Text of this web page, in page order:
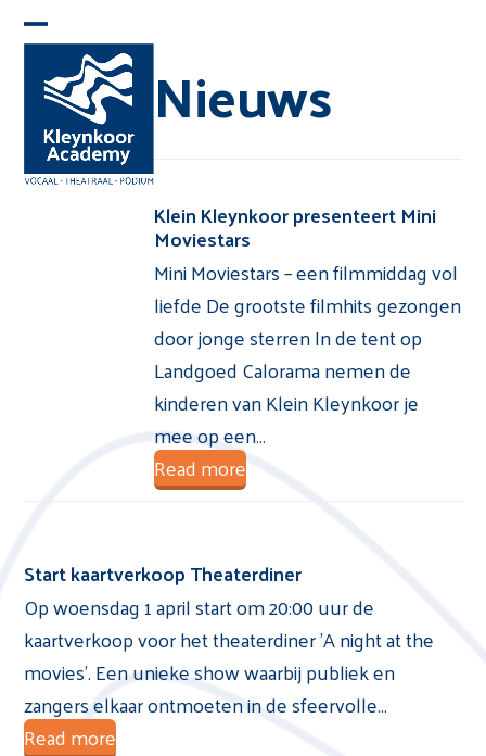
Skip
content
Open
mobile
menu
Close
mobile
menu Nieuws
Klein Kleynkoor presenteert Mini
Moviestars
Mini Moviestars – een filmmiddag vol
liefde De grootste filmhits gezongen
door jonge sterren In de tent op
Landgoed Calorama nemen de
kinderen van Klein Kleynkoor je
mee op een…
Read more
Start kaartverkoop Theaterdiner
Op woensdag 1 april start om 20:00 uur de
kaartverkoop voor het theaterdiner 'A night at the
movies'. Een unieke show waarbij publiek en
zangers elkaar ontmoeten in de sfeervolle…
Read more